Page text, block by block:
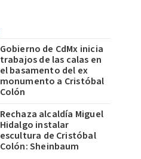
Gobierno de CdMx inicia
trabajos de las calas en
el basamento del ex
monumento a Cristóbal
Colón
Rechaza alcaldía Miguel
Hidalgo instalar
escultura de Cristóbal
Colón: Sheinbaum